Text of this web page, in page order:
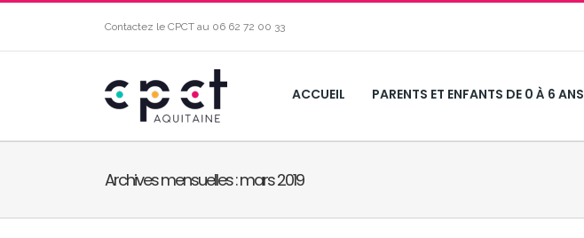
Contactez le CPCT au 06 62 72 00 33
ACCUEIL PARENTS ET ENFANTS DE 0 À 6 ANS
Archives mensuelles :mars 2019